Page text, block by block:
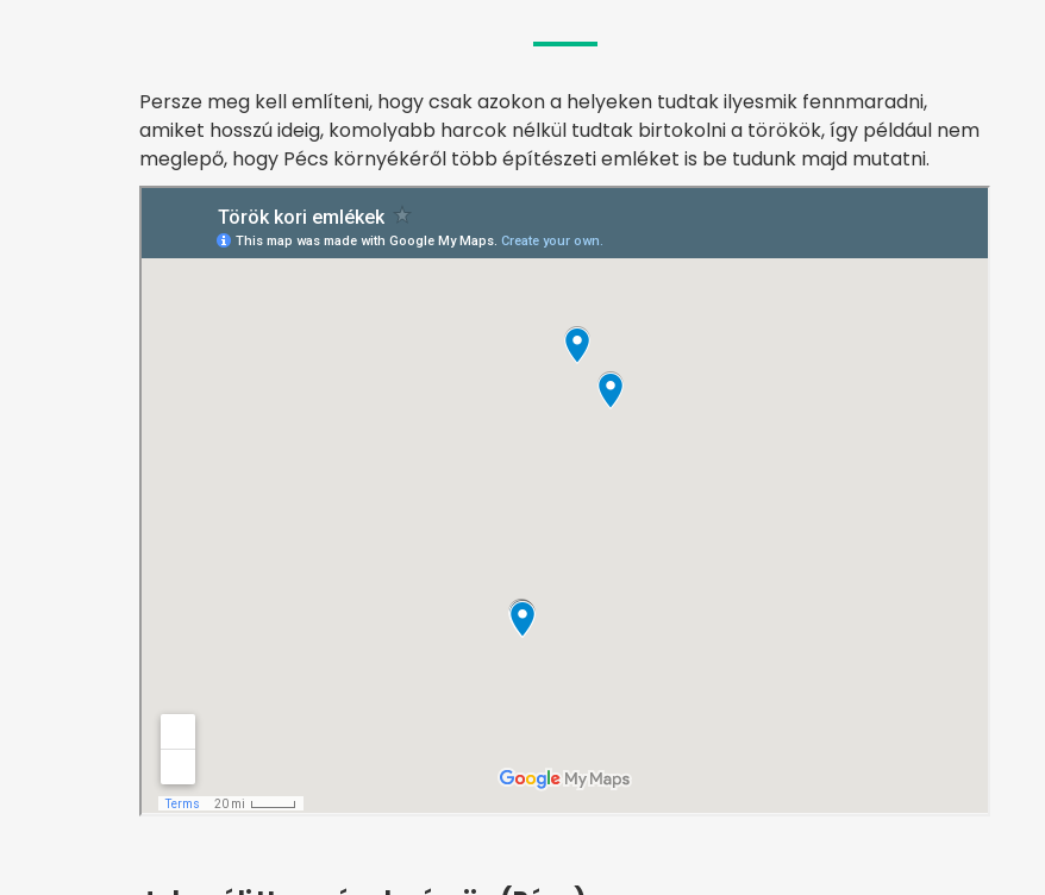
Persze meg kell említeni, hogy csak azokon a helyeken tudtak ilyesmik fennmaradni,
amiket hosszú ideig, komolyabb harcok nélkül tudtak birtokolni a törökök, így például nem
meglepő, hogy Pécs környékéről több építészeti emléket is be tudunk majd mutatni.